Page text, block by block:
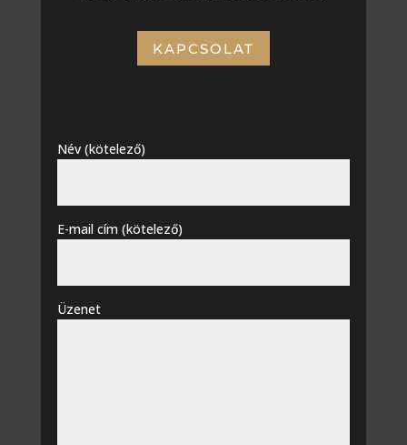
KAPCSOLAT
Név (kötelező)
E-mail cím (kötelező)
Üzenet